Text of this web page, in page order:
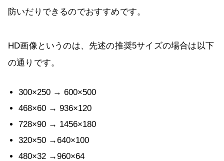
防いだりできるのでおすすめです。
HD画像というのは、先述の推奨5サイズの場合は以下
の通りです。
300×250 → 600×500
468×60 → 936×120
728×90 → 1456×180
320×50 →640×100
480×32 →960×64